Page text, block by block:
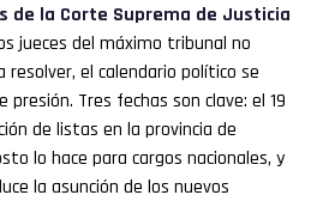
de la Corte Suprema de Justicia
jueces del máximo tribunal no
el calendario político se
Tres fechas son clave: el 19
de listas en la provincia de
lo hace para cargos nacionales, y
la asunción de los nuevos